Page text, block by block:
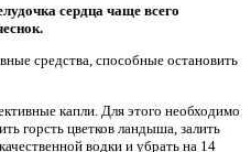
сердца чаще всего
средства, способные остановить
капли. Для этого необходимо
горсть цветков ландыша, залить
водки и убрать на 14